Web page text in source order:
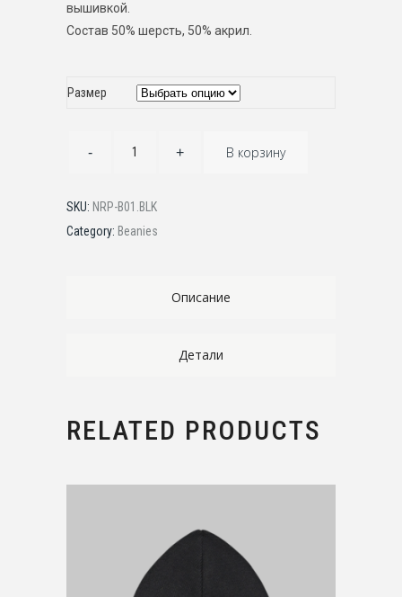
вышивкой.
Состав 50% шерсть, 50% акрил.
Размер
В корзину
SKU: NRP-B01.BLK
Category: Beanies
Описание
Детали
RELATED PRODUCTS